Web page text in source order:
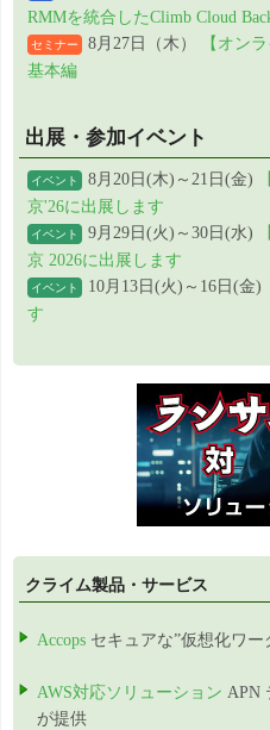
RMMを統合したClimb Cloud
セミナー 8月27日（木）
【オン
基本編
出展・参加イベント
イベント 8月20日(木)～21日(金)
京'26に出展します
イベント 9月29日(火)～30日(水)
京 2026に出展します
イベント 10月13日(火)～16日(金)
す
クライム製品・サービス
Accops セキュアな”仮想化ワー
AWS対応ソリューション APN
が提供